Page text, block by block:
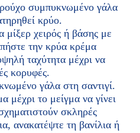
συμπυκνωμένο γάλα
κρύο.
μίξερ χειρός ή βάσης με
την κρύα κρέμα
ταχύτητα μέχρι να
κορυφές.
γάλα στη σαντιγί.
μέχρι το μείγμα να γίνει
σκληρές
ανακατέψτε τη βανίλια ή